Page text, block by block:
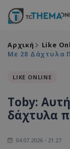
Αρχική Like
Με 28 Δάχτυλα
LIKE ONLINE
Toby:
δάχτυλα
04.07.2026 - 21:27